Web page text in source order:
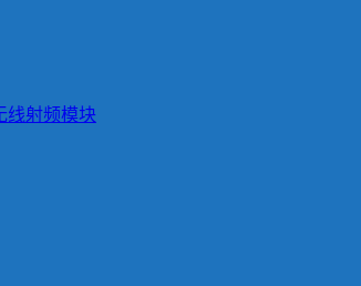
线射频模块